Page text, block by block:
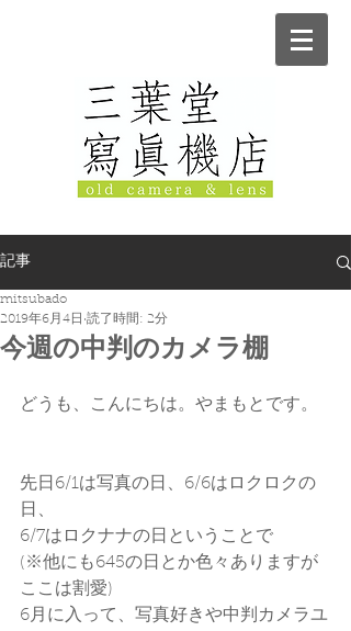
記事
今週の中判のカメラ棚
mitsubado
2019年6月4日 読了時間: 2分
どうも、こんにちは。やまもとです。
先日6/1は写真の日、6/6はロクロクの
日、
6/7はロクナナの日ということで
(※他にも645の日とか色々ありますが
ここは割愛)
6月に入って、写真好きや中判カメラユ